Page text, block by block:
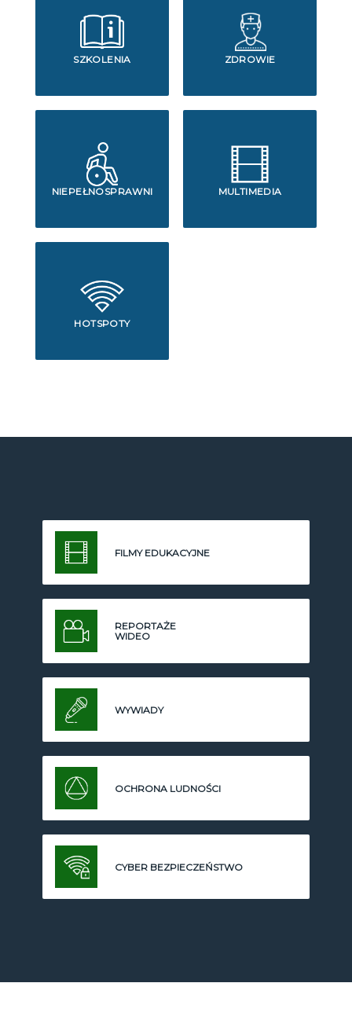
SZKOLENIA ZDROWIE
NIEPEŁNOSPRAWNI MULTIMEDIA
HOTSPOTY
FILMY EDUKACYJNE
REPORTAŻE
WIDEO
WYWIADY
OCHRONA LUDNOŚCI
CYBER BEZPIECZEŃSTWO